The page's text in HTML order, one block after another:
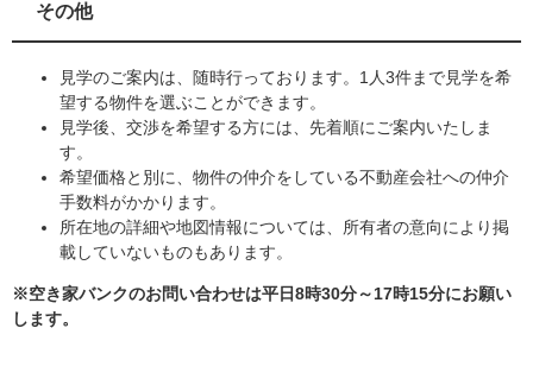
その他
見学のご案内は、随時行っております。1人3件まで見学を希
望する物件を選ぶことができます。
見学後、交渉を希望する方には、先着順にご案内いたしま
す。
希望価格と別に、物件の仲介をしている不動産会社への仲介
手数料がかかります。
所在地の詳細や地図情報については、所有者の意向により掲
載していないものもあります。
※空き家バンクのお問い合わせは平日8時30分～17時15分にお願い
します。